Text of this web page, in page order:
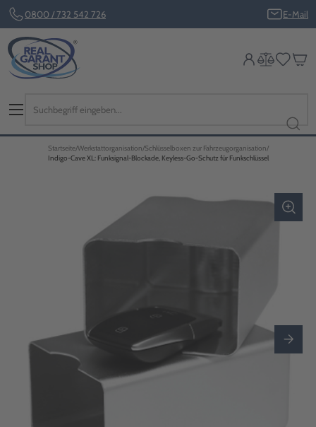
0800 / 732 542 726 E-Mail
Startseite Werkstattorganisation Schlüsselboxen zur Fahrzeugorganisation
Indigo-Cave XL: Funksignal-Blockade, Keyless-Go-Schutz für Funkschlüssel